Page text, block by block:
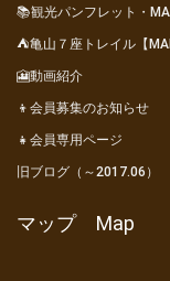
📚観光パンフレット・
⛺亀山７座トレイル【
🎦動画紹介
👦会員募集のお知らせ
👧会員専用ページ
旧ブログ（～2017.06）
マップ Map